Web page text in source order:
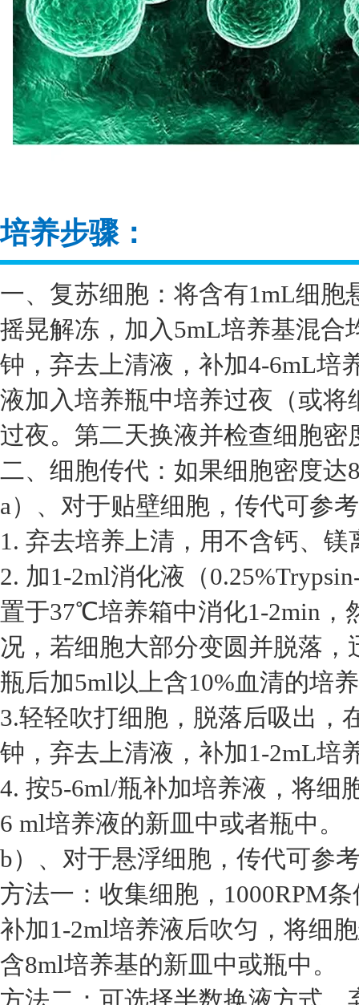
培养步骤：
一、复苏细胞：将含有1mL细
摇晃解冻，加入5mL培养基混合
钟，弃去上清液，补加4-6mL培
液加入培养瓶中培养过夜（或
过夜。第二天换液并检查细胞密
二、细胞传代：如果细胞密度达
a）、对于贴壁细胞，传代可参
1. 弃去培养上清，用不含钙、镁
2. 加1-2ml消化液（
置于37℃培养箱中消化1-2min，
况，若细胞大部分变圆并脱落
瓶后加5ml以上含10%血清的培
3.轻轻吹打细胞，脱落后吸出，
钟，弃去上清液，补加1-2mL培
4. 按5-6ml/瓶补加培养液，将细
6 ml培养液的新皿中或者瓶中。
b）、对于悬浮细胞，传代可参
方法一：收集细胞，1000RPM
补加1-2ml培养液后吹匀，将细
含8ml培养基的新皿中或瓶中。